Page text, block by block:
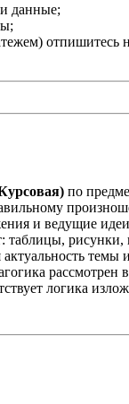
данные;
отпишитесь
по
и ведущие
темы
рассмотрен
логика